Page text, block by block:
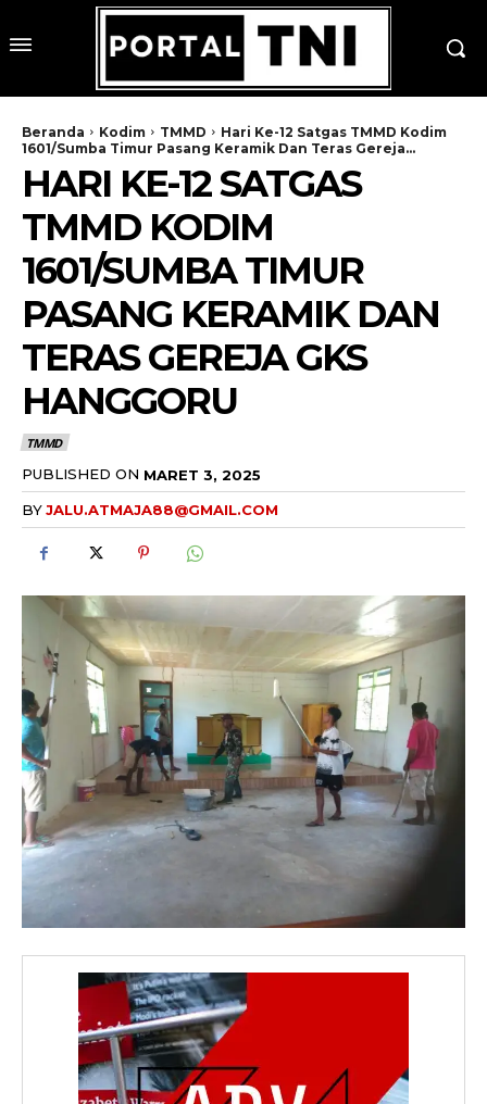
Beranda Kodim TMMD
Hari Ke-12 Satgas TMMD Kodim
1601/Sumba Timur Pasang Keramik Dan Teras Gereja...
HARI KE-12 SATGAS
TMMD KODIM
1601/SUMBA TIMUR
PASANG KERAMIK DAN
TERAS GEREJA GKS
HANGGORU
TMMD
PUBLISHED ON MARET 3, 2025
BYJALU.ATMAJA88@GMAIL.COM